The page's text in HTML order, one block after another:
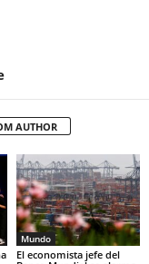
AUTHOR
Mundo
El economista jefe del